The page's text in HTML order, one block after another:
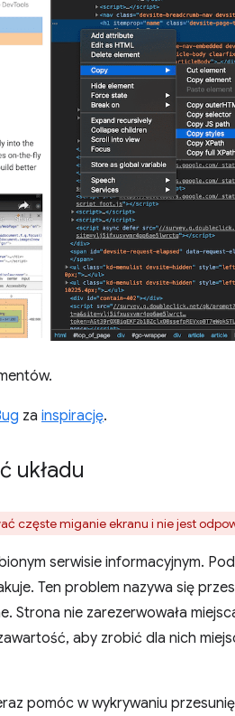
za inspirację.
układu
częste miganie ekranu i nie jest
serwisie informacyjnym.
Ten problem nazywa się
Strona nie zarezerwowała
aby zrobić dla nich
pomóc w wykrywaniu